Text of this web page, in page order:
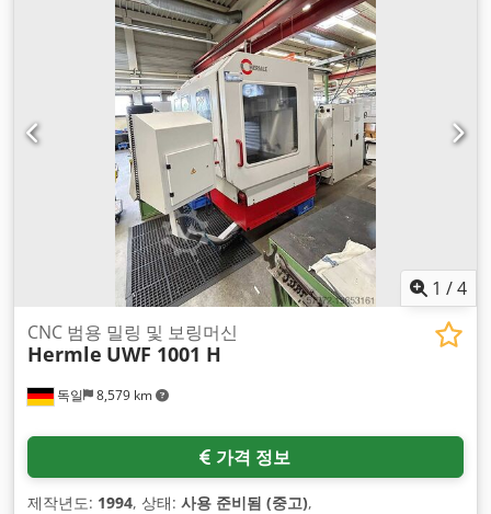
1 /4
독일 8,579 km
CNC 범용 밀링 및 보링머신
Hermle UWF 1001 H
가격 정보
제작년도: 1994, 상태: 사용 준비됨 (중고),